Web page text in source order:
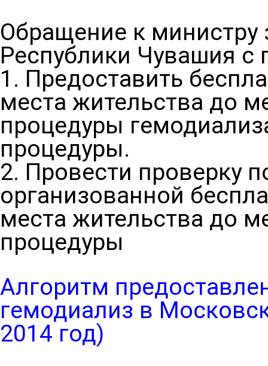
Обращение к министру
Республики Чувашия с
1. Предоставить
места жительства до
процедуры
процедуры.
2. Провести проверку
организованной
места жительства до
процедуры
Алгоритм
гемодиализ в
2014 год)